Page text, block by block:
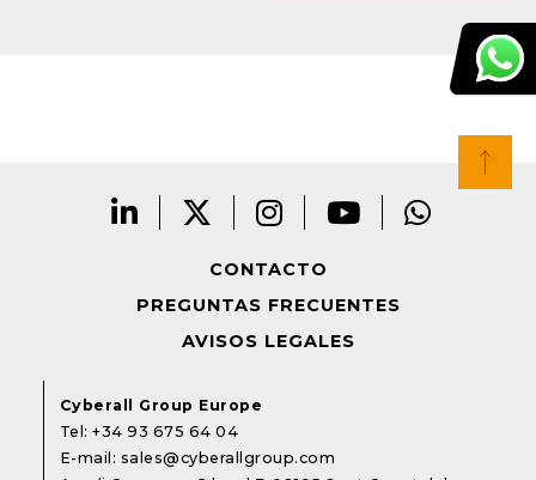
CONTACTO
PREGUNTAS FRECUENTES
AVISOS LEGALES
Cyberall Group Europe
Tel:+34 93 675 64 04
E-mail: sales@cyberallgroup.com